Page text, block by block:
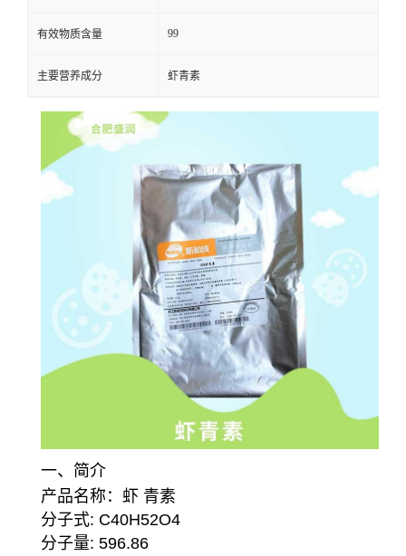
有效物质含量 99
主要营养成分 虾青素
一、简介
产品名称：虾 青素
分子式: C40H52O4
分子量: 596.86